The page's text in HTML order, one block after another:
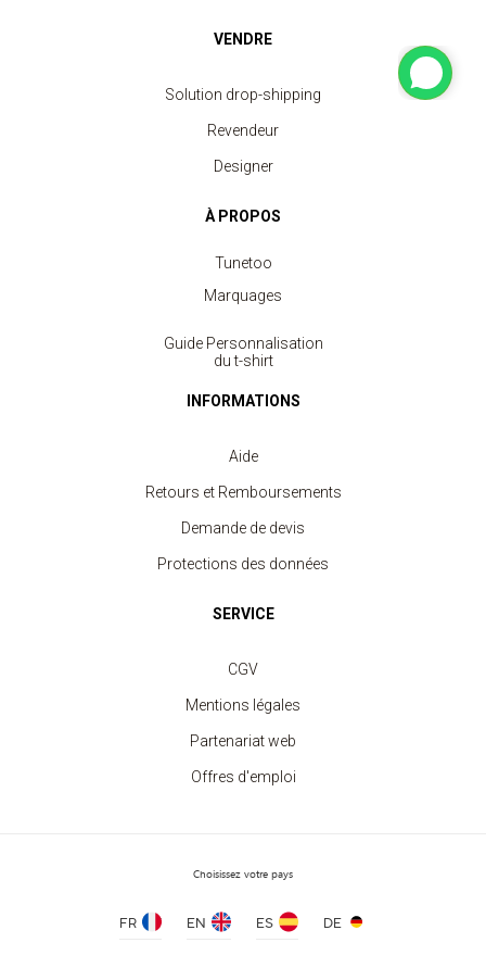
à partir de 4.60 €
VENDRE
Solution drop-shipping
Revendeur
Designer
À PROPOS
Tunetoo
Marquages
Guide Personnalisation
du t-shirt
INFORMATIONS
Aide
Retours et Remboursements
Demande de devis
Protections des données
SERVICE
CGV
Mentions légales
Partenariat web
Offres d'emploi
Choisissez votre pays
FR EN ES DE